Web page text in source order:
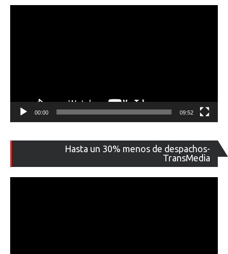
00:00 09:52
Hasta un 30% menos de despachos-
TransMedia
de